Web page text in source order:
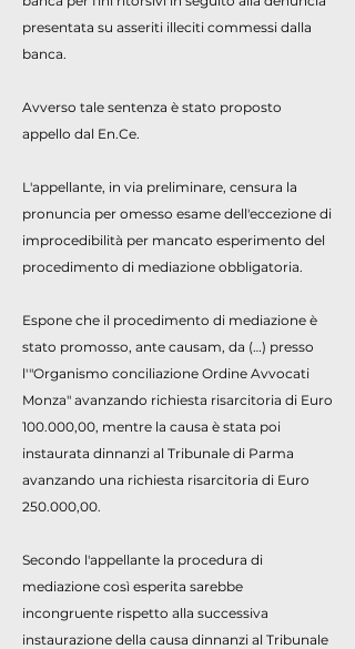
presentata su asseriti illeciti commessi dalla
banca.
Avverso tale sentenza è stato proposto
appello dal En.Ce.
L'appellante, in via preliminare, censura la
pronuncia per omesso esame dell'eccezione di
improcedibilità per mancato esperimento del
procedimento di mediazione obbligatoria.
Espone che il procedimento di mediazione è
stato promosso, ante causam, da (…) presso
l'"Organismo conciliazione Ordine Avvocati
Monza" avanzando richiesta risarcitoria di Euro
100.000,00, mentre la causa è stata poi
instaurata dinnanzi al Tribunale di Parma
avanzando una richiesta risarcitoria di Euro
250.000,00.
Secondo l'appellante la procedura di
mediazione così esperita sarebbe
incongruente rispetto alla successiva
instaurazione della causa dinnanzi al Tribunale